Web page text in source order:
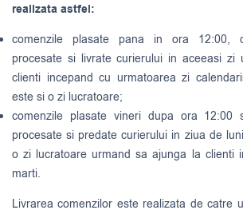
realizata astfel:
comenzile plasate pana in ora 12:00,
procesate si livrate curierului in aceeasi zi
clienti incepand cu urmatoarea zi
este si o zi lucratoare;
comenzile plasate vineri dupa ora 12:00
procesate si predate curierului in ziua de
o zi lucratoare urmand sa ajunga la clienti
marti.
Livrarea comenzilor este realizata de catre